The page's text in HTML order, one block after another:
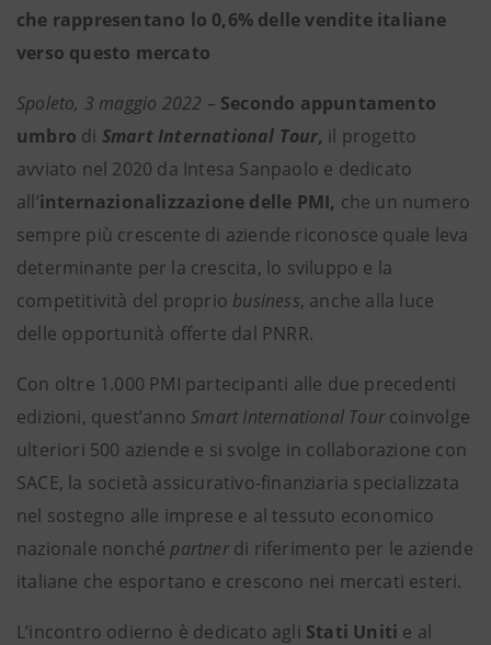
che rappresentano lo 0,6% delle vendite italiane
verso questo mercato
Spoleto, 3 maggio 2022 – Secondo appuntamento
umbro di Smart International Tour, il progetto
avviato nel 2020 da Intesa Sanpaolo e dedicato
all’internazionalizzazione delle PMI, che un numero
sempre più crescente di aziende riconosce quale leva
determinante per la crescita, lo sviluppo e la
competitività del proprio business, anche alla luce
delle opportunità offerte dal PNRR.
Con oltre 1.000 PMI partecipanti alle due precedenti
edizioni, quest’anno Smart International Tourcoinvolge
ulteriori 500 aziende e si svolge in collaborazione con
SACE, la società assicurativo-finanziaria specializzata
nel sostegno alle imprese e al tessuto economico
nazionale nonché partnerdi riferimento per le aziende
italiane che esportano e crescono nei mercati esteri.
L’incontro odierno è dedicato agli Stati Uniti e al